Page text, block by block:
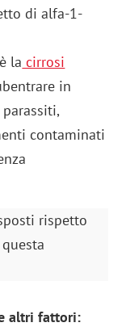
di alfa-1-
la cirrosi
in
contaminati
rispetto
altri fattori: